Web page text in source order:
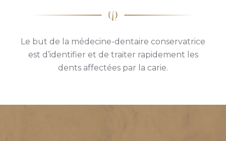
Le but de la médecine-dentaire conservatrice
est d’identifier et de traiter rapidement les
dents affectées par la carie.